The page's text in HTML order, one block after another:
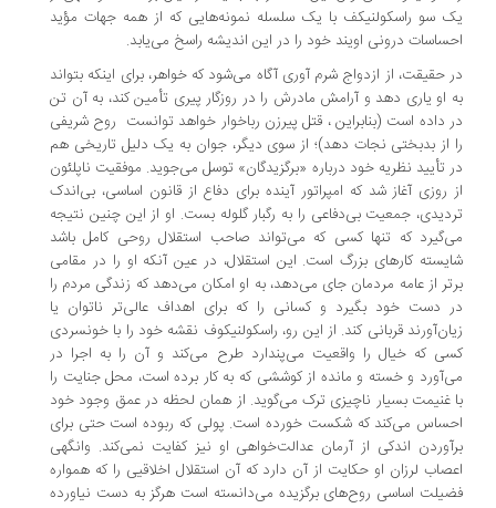
سو راسکولنیکف با یک سلسله نمونه‌هایی که از همه جهات مؤید
درونی اویند خود را در این اندیشه راسخ می‌یابد.
حقیقت،‌ از ازدواج شرم آوری آگاه می‌شود که خواهر،‌ برای اینکه بتواند
او یاری دهد و آرامش مادرش را در روزگار پیری تأمین کند،‌ به آن تن
داده است (بنابراین ، ‌قتل پیرزن رباخوار خواهد توانست روح شریفی
از بدبختی نجات دهد)؛ از سوی دیگر،‌ جوان به یک دلیل تاریخی هم
تأیید نظریه خود درباره «برگزیدگان» توسل می‌جوید. موفقیت ناپلئون
روزی آغاز شد که امپراتور آینده برای دفاع از قانون اساسی، ‌بی‌اندک
جمعیت بی‌دفاعی را به رگبار گلوله بست. او از این چنین نتیجه
که تنها کسی که می‌تواند صاحب استقلال روحی کامل باشد
کارهای بزرگ است. این استقلال، ‌در عین آنکه او را در مقامی
از عامه مردمان جای می‌دهد، به او امکان می‌دهد که زندگی مردم را
دست خود بگیرد و کسانی را که برای اهداف عالی‌تر ناتوان یا
قربانی کند. از این رو، راسکولنیکوف نقشه خود را با خونسردی
که خیال را واقعیت می‌پندارد طرح می‌کند و آن را به اجرا در
و خسته و مانده از کوششی که به کار برده است، محل جنایت را
غنیمت بسیار ناچیزی ترک می‌گوید. از همان لحظه در عمق وجود خود
می‌کند که شکست خورده است. پولی که ربوده است حتی برای
اندکی از آرمان عدالت‌خواهی او نیز کفایت نمی‌کند. وانگهی
لرزان او حکایت از آن دارد که آن استقلال اخلاقیی را که همواره
اساسی روح‌های برگزیده می‌دانسته است هرگز به دست نیاورده